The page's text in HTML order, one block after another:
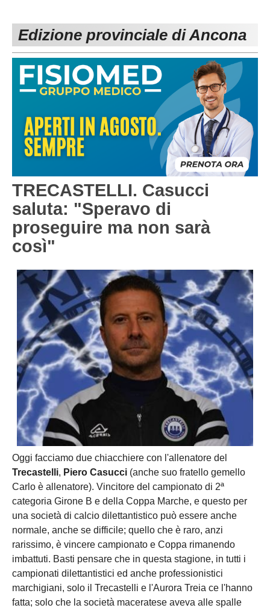
Carica la tua Rosa
1^ CATEGORIA
2^ CATEGORIA
3^ CATEGORIA
Edizione provinciale di Ancona
TRECASTELLI. Casucci
saluta: "Speravo di
proseguire ma non sarà
così"
Oggi facciamo due chiacchiere con l'allenatore del
Trecastelli, Piero Casucci (anche suo fratello gemello
Carlo è allenatore). Vincitore del campionato di 2ª
categoria Girone B e della Coppa Marche, e questo per
una società di calcio dilettantistico può essere anche
normale, anche se difficile; quello che è raro, anzi
rarissimo, è vincere campionato e Coppa rimanendo
imbattuti. Basti pensare che in questa stagione, in tutti i
campionati dilettantistici ed anche professionistici
marchigiani, solo il Trecastelli e l'Aurora Treia ce l'hanno
fatta; solo che la società maceratese aveva alle spalle